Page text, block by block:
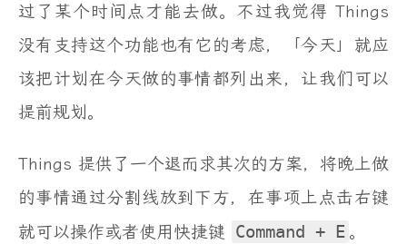
过了某个时间点才能去做。不过我觉得 Things
没有支持这个功能也有它的考虑，「今天」就应
该把计划在今天做的事情都列出来，让我们可以
提前规划。
Things 提供了一个退而求其次的方案，将晚上做
的事情通过分割线放到下方，在事项上点击右键
就可以操作或者使用快捷键
Command + E 。